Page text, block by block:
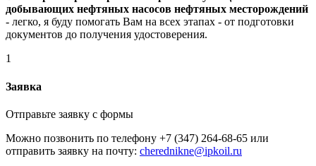
добывающих нефтяных насосов нефтяных месторождений
- легко, я буду помогать Вам на всех этапах - от подготовки
документов до получения удостоверения.
1
Заявка
Отправьте заявку с формы
Можно позвонить по телефону +7 (347) 264-68-65 или
отправить заявку на почту: cherednikne@ipkoil.ru